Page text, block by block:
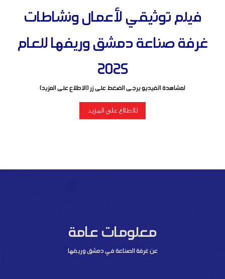
فيلم توثيقي لأعمال ونشاطات
غرفة صناعة دمشق وريفها للعام
2025
لمشاهدة الفيديو يرجى الضغط على زر (الاطلاع على المزيد)
للاطلاع على المزيد
معلومات عامة
عن غرفة الصناعة في دمشق وريفها